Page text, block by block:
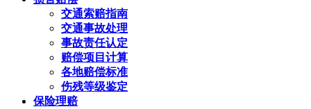
交通索赔指南
交通事故处理
事故责任认定
赔偿项目计算
各地赔偿标准
伤残等级鉴定
保险理赔